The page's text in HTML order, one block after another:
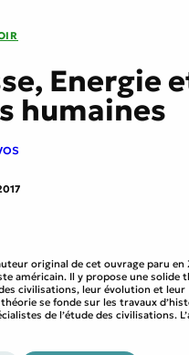
Energie
humaines
original de cet ouvrage paru
américain. Il y propose une solide
civilisations, leur évolution et leur
se fonde sur les travaux
de l’étude des civilisations.
à unifier leurs théories en